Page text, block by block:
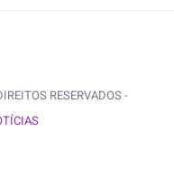
RESERVADOS -